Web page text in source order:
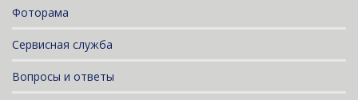
Фоторама
Сервисная служба
Вопросы и ответы